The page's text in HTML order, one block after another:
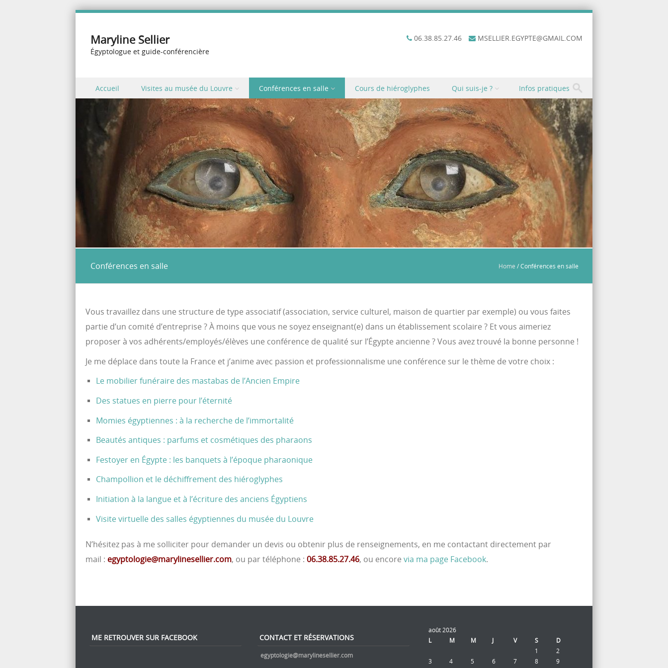
06.38.85.27.46 MSELLIER.EGYPTE@GMAIL.COM
Maryline Sellier
Égyptologue et guide-conférencière
Menu
Skip to content
Accueil Visites au musée du Louvre Conférences en salle Cours de hiéroglyphes Qui suis-je ? Infos pratiques
Conférences en salle Home /Conférences en salle
Vous travaillez dans une structure de type associatif (association, service culturel, maison de quartier par exemple) ou vous faites
partie d’un comité d’entreprise ? À moins que vous ne soyez enseignant(e) dans un établissement scolaire ? Et vous aimeriez
proposer à vos adhérents/employés/élèves une conférence de qualité sur l’Égypte ancienne ? Vous avez trouvé la bonne personne !
Je me déplace dans toute la France et j’anime avec passion et professionnalisme une conférence sur le thème de votre choix :
Le mobilier funéraire des mastabas de l’Ancien Empire
Des statues en pierre pour l’éternité
Momies égyptiennes : à la recherche de l’immortalité
Beautés antiques : parfums et cosmétiques des pharaons
Festoyer en Égypte : les banquets à l’époque pharaonique
Champollion et le déchiffrement des hiéroglyphes
Initiation à la langue et à l’écriture des anciens Égyptiens
Visite virtuelle des salles égyptiennes du musée du Louvre
N’hésitez pas à me solliciter pour demander un devis ou obtenir plus de renseignements, en me contactant directement par
mail : egyptologie@marylinesellier.com, ou par téléphone : 06.38.85.27.46, ou encore via ma page Facebook.
ME RETROUVER SUR FACEBOOK CONTACT ET RÉSERVATIONS
egyptologie@marylinesellier.com
août 2026
L
M M J V S
D
1
2
3
4 5 6 7 8
9